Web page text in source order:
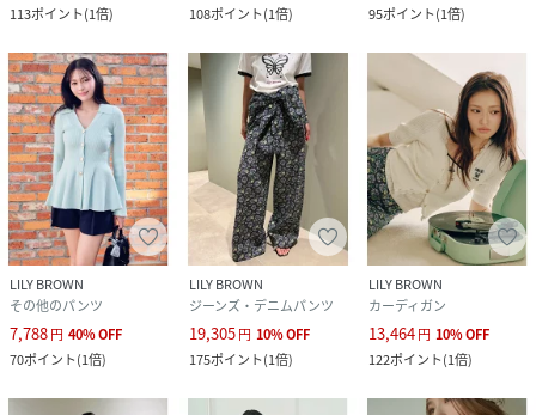
113ポイント(1倍)
108ポイント(1倍)
95ポイント(1倍)
LILY BROWN
その他のパンツ
7,788円 40%OFF
70ポイント(1倍)
LILY BROWN
ジーンズ・デニムパンツ
19,305円 10%OFF
175ポイント(1倍)
LILY BROWN
カーディガン
13,464円 10%OFF
122ポイント(1倍)